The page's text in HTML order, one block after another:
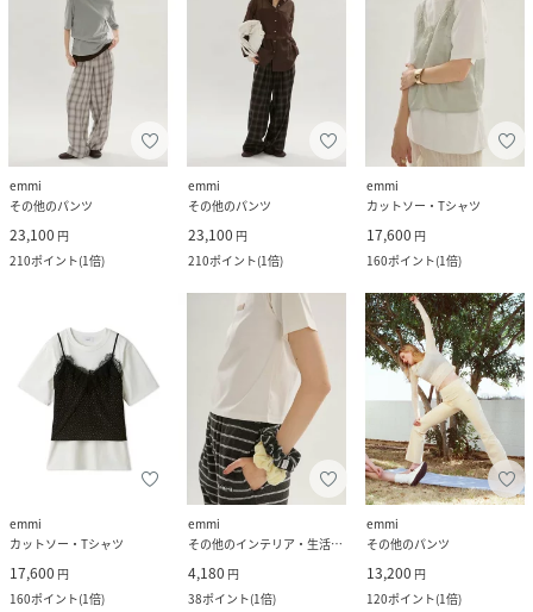
emmi
その他のパンツ
23,100 円
210ポイント(1倍)
emmi
その他のパンツ
23,100 円
210ポイント(1倍)
emmi
カットソー・Tシャツ
17,600 円
160ポイント(1倍)
emmi
カットソー・Tシャツ
17,600 円
160ポイント(1倍)
emmi
その他のインテリア・生活雑貨
4,180 円
38ポイント(1倍)
emmi
その他のパンツ
13,200 円
120ポイント(1倍)